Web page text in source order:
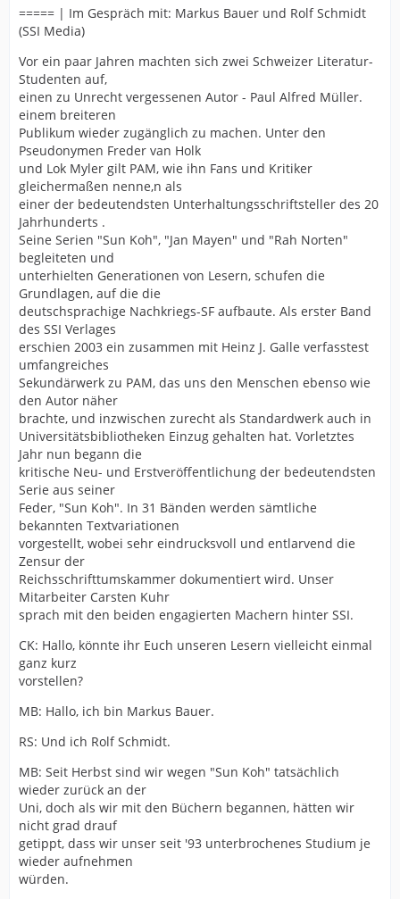
===== | Im Gespräch mit: Markus Bauer und Rolf Schmidt
(SSI Media)
Vor ein paar Jahren machten sich zwei Schweizer Literatur-
Studenten auf,
einen zu Unrecht vergessenen Autor - Paul Alfred Müller.
einem breiteren
Publikum wieder zugänglich zu machen. Unter den
Pseudonymen Freder van Holk
und Lok Myler gilt PAM, wie ihn Fans und Kritiker
gleichermaßen nenne,n als
einer der bedeutendsten Unterhaltungsschriftsteller des 20
Jahrhunderts .
Seine Serien "Sun Koh", "Jan Mayen" und "Rah Norten"
begleiteten und
unterhielten Generationen von Lesern, schufen die
Grundlagen, auf die die
deutschsprachige Nachkriegs-SF aufbaute. Als erster Band
des SSI Verlages
erschien 2003 ein zusammen mit Heinz J. Galle verfasstest
umfangreiches
Sekundärwerk zu PAM, das uns den Menschen ebenso wie
den Autor näher
brachte, und inzwischen zurecht als Standardwerk auch in
Universitätsbibliotheken Einzug gehalten hat. Vorletztes
Jahr nun begann die
kritische Neu- und Erstveröffentlichung der bedeutendsten
Serie aus seiner
Feder, "Sun Koh". In 31 Bänden werden sämtliche
bekannten Textvariationen
vorgestellt, wobei sehr eindrucksvoll und entlarvend die
Zensur der
Reichsschrifttumskammer dokumentiert wird. Unser
Mitarbeiter Carsten Kuhr
sprach mit den beiden engagierten Machern hinter SSI.
CK: Hallo, könnte ihr Euch unseren Lesern vielleicht einmal
ganz kurz
vorstellen?
MB: Hallo, ich bin Markus Bauer.
RS: Und ich Rolf Schmidt.
MB: Seit Herbst sind wir wegen "Sun Koh" tatsächlich
wieder zurück an der
Uni, doch als wir mit den Büchern begannen, hätten wir
nicht grad drauf
getippt, dass wir unser seit '93 unterbrochenes Studium je
wieder aufnehmen
würden.